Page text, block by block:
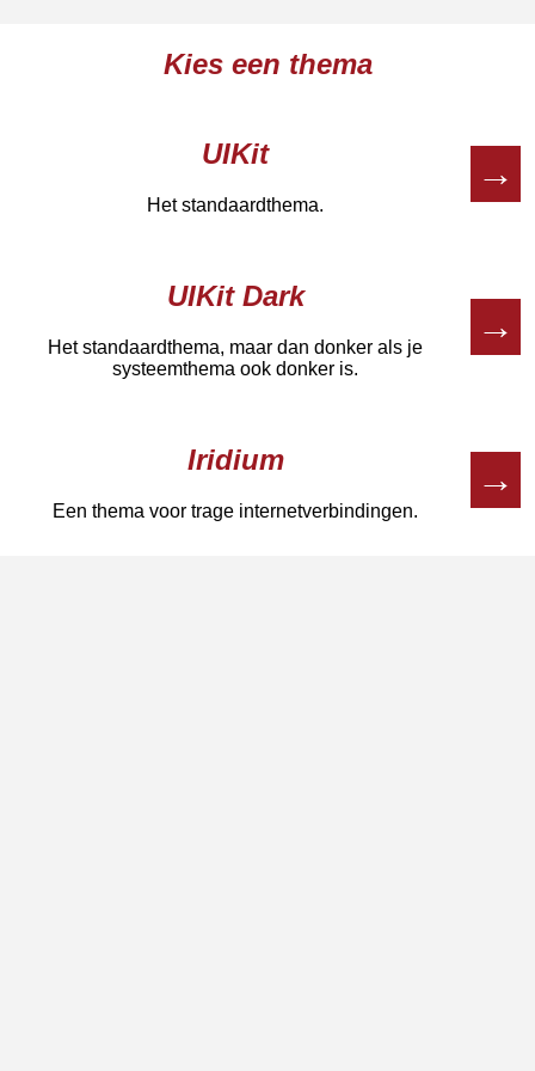
Kies een thema
UIKit
Het standaardthema.
→
UIKit Dark
Het standaardthema, maar dan donker als je
systeemthema ook donker is.
→
Iridium
Een thema voor trage internetverbindingen.
→